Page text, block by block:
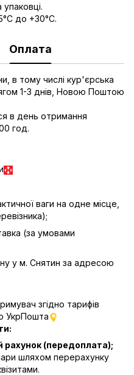
до +30°С.
Оплата
в тому числі кур'єрська
1-3 днів, Новою Поштою
в день отримання
год.
ваги на одне місце,
(за умовами
у м. Снятин за адресою
згідно тарифів
УкрПошта
рахунок (передоплата);
шляхом перерахунку